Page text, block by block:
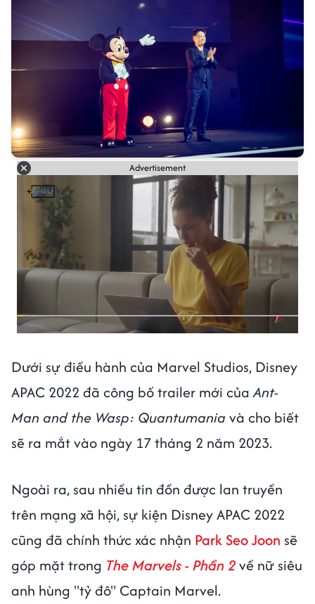
Advertisement
Dưới sự điều hành của Marvel Studios, Disney
APAC 2022 đã công bố trailer mới củaAnt-
Man and the Wasp: Quantumaniavà cho biết
sẽ ra mắt vào ngày 17 tháng 2 năm 2023.
Ngoài ra, sau nhiều tin đồn được lan truyền
trên mạng xã hội, sự kiện Disney APAC 2022
cũng đã chính thức xác nhận Park Seo Joon sẽ
góp mặt trong The Marvels- Phần 2về nữ siêu
anh hùng "tỷ đô" Captain Marvel.